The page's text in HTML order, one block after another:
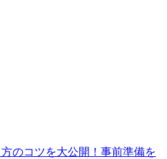
のコツを大公開！事前準備を